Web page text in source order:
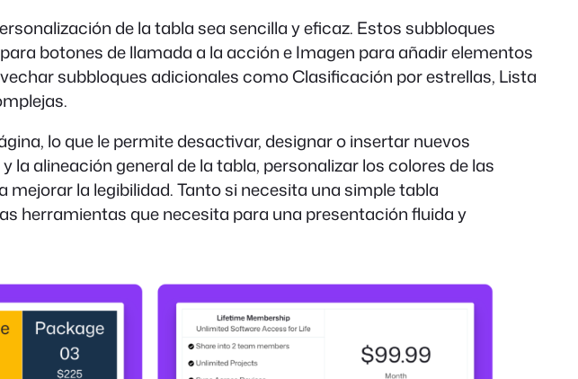
de la tabla sea sencilla y eficaz. Estos subbloques
botones de llamada a la acción e Imagen para añadir elementos
subbloques adicionales como Clasificación por estrellas, Lista
lo que le permite desactivar, designar o insertar nuevos
alineación general de la tabla, personalizar los colores de las
la legibilidad. Tanto si necesita una simple tabla
herramientas que necesita para una presentación fluida y